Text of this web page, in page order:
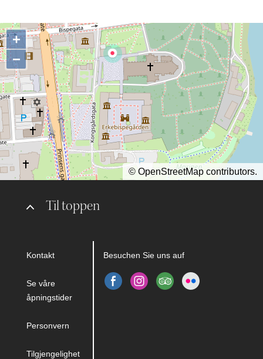
Til toppen
Kontakt
Se våre
åpningstider
Personvern
Tilgjengelighet
Besuchen Sie uns auf
+
−
© OpenStreetMap contributors.